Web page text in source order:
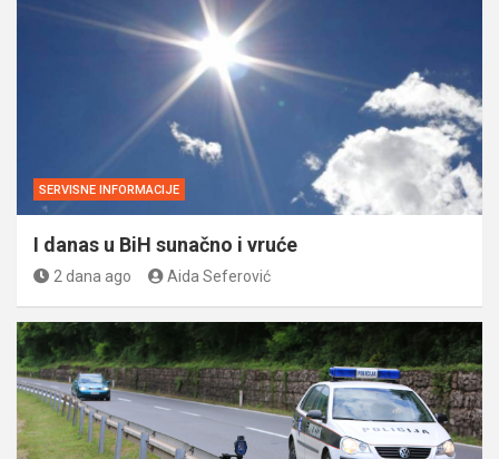
SERVISNE INFORMACIJE
I danas u BiH sunačno i vruće
2 dana ago Aida Seferović